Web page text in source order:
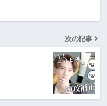
次の記事